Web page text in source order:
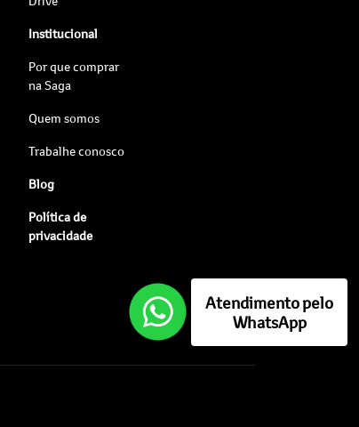
Institucional
Por que comprar
na Saga
Quem somos
Trabalhe conosco
Blog
Política de
privacidade
Atendimento pelo
WhatsApp